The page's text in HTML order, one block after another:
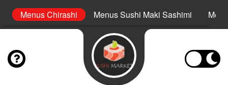
Menus Chirashi Menus Sushi Maki Sashimi